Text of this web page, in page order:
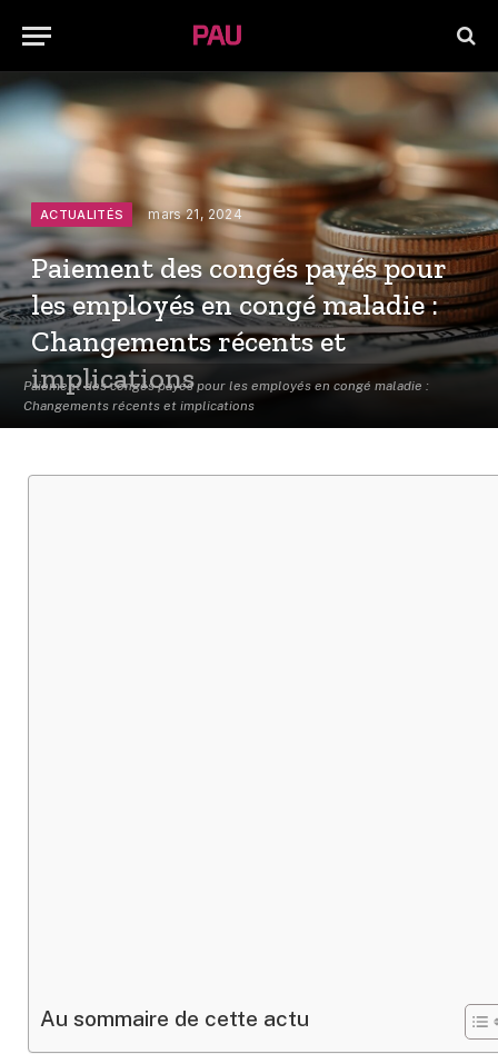
Paiement des congés payés pour les employés en congé maladie :
Changements récents et implications
ACTUALITÉS mars 21, 2024
Paiement des congés payés pour
les employés en congé maladie :
Changements récents et
implications
Au sommaire de cette actu